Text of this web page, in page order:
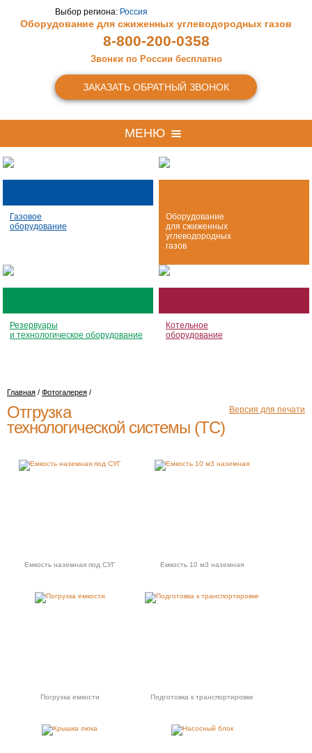
Выбор региона: Россия
Оборудование для сжиженных углеводородных газов
8-800-200-0358
Звонки по России бесплатно
ЗАКАЗАТЬ ОБРАТНЫЙ ЗВОНОК
МЕНЮ
Газовое
оборудование
Оборудование
для сжиженных
углеводородных
газов
Резервуары
и технологическое оборудование
Котельное
оборудование
Главная / Фотогалерея /
Версия для печати
Отгрузка
технологической системы (ТС)
Емкость наземная под СУГ Емкость 10 м3 наземная
Погрузка емкости Подготовка к транспортировке